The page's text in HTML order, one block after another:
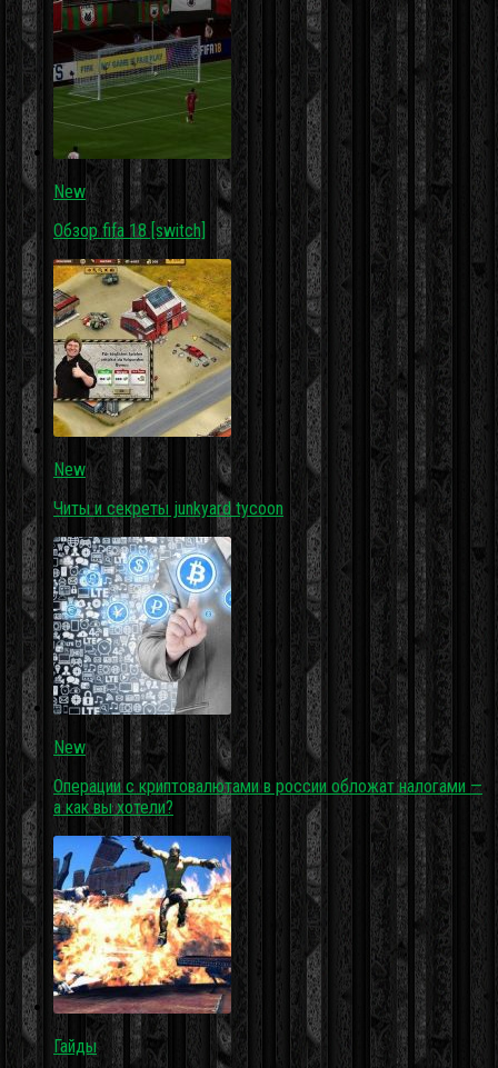
New
Обзор fifa 18 [switch]
New
Читы и секреты junkyard tycoon
New
Операции с криптовалютами в россии обложат налогами —
а как вы хотели?
Гайды